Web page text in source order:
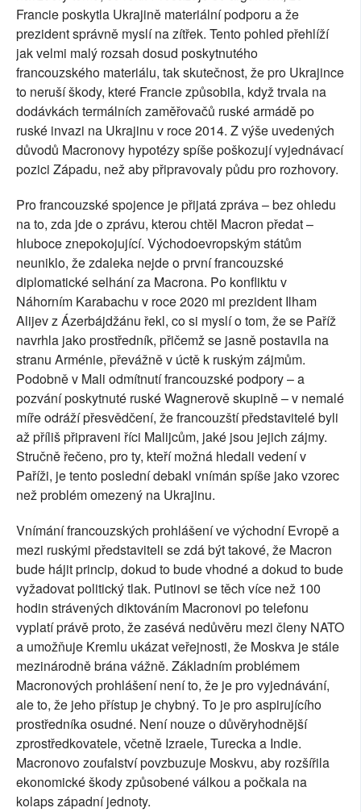
Francie poskytla Ukrajině materiální podporu a že
prezident správně myslí na zítřek. Tento pohled přehlíží
jak velmi malý rozsah dosud poskytnutého
francouzského materiálu, tak skutečnost, že pro Ukrajince
to neruší škody, které Francie způsobila, když trvala na
dodávkách termálních zaměřovačů ruské armádě po
ruské invazi na Ukrajinu v roce 2014. Z výše uvedených
důvodů Macronovy hypotézy spíše poškozují vyjednávací
pozici Západu, než aby připravovaly půdu pro rozhovory.
Pro francouzské spojence je přijatá zpráva – bez ohledu
na to, zda jde o zprávu, kterou chtěl Macron předat –
hluboce znepokojující. Východoevropským státům
neuniklo, že zdaleka nejde o první francouzské
diplomatické selhání za Macrona. Po konfliktu v
Náhorním Karabachu v roce 2020 mi prezident Ilham
Alijev z Ázerbájdžánu řekl, co si myslí o tom, že se Paříž
navrhla jako prostředník, přičemž se jasně postavila na
stranu Arménie, převážně v úctě k ruským zájmům.
Podobně v Mali odmítnutí francouzské podpory – a
pozvání poskytnuté ruské Wagnerově skupině – v nemalé
míře odráží přesvědčení, že francouzští představitelé byli
až příliš připraveni říci Malijcům, jaké jsou jejich zájmy.
Stručně řečeno, pro ty, kteří možná hledali vedení v
Paříži, je tento poslední debakl vnímán spíše jako vzorec
než problém omezený na Ukrajinu.
Vnímání francouzských prohlášení ve východní Evropě a
mezi ruskými představiteli se zdá být takové, že Macron
bude hájit princip, dokud to bude vhodné a dokud to bude
vyžadovat politický tlak. Putinovi se těch více než 100
hodin strávených diktováním Macronovi po telefonu
vyplatí právě proto, že zasévá nedůvěru mezi členy NATO
a umožňuje Kremlu ukázat veřejnosti, že Moskva je stále
mezinárodně brána vážně. Základním problémem
Macronových prohlášení není to, že je pro vyjednávání,
ale to, že jeho přístup je chybný. To je pro aspirujícího
prostředníka osudné. Není nouze o důvěryhodnější
zprostředkovatele, včetně Izraele, Turecka a Indie.
Macronovo zoufalství povzbuzuje Moskvu, aby rozšířila
ekonomické škody způsobené válkou a počkala na
kolaps západní jednoty.